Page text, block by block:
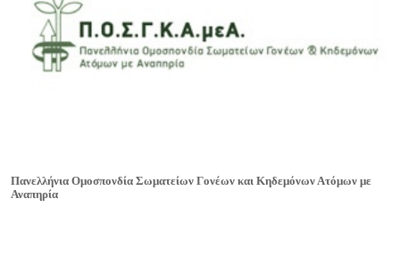
Πανελλήνια Ομοσπονδία Σωματείων Γονέων και Κηδεμόνων Ατόμων με
Αναπηρία